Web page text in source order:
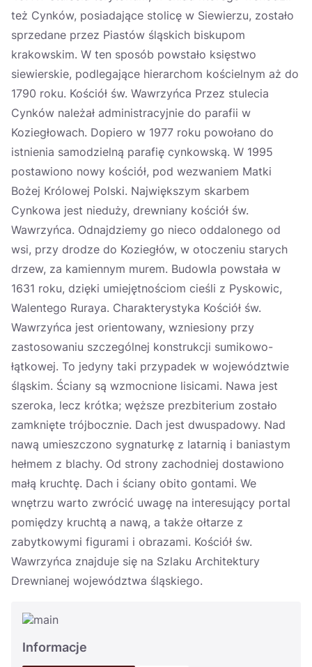
też Cynków, posiadające stolicę w Siewierzu, zostało
sprzedane przez Piastów śląskich biskupom
krakowskim. W ten sposób powstało księstwo
siewierskie, podlegające hierarchom kościelnym aż do
1790 roku. Kościół św. Wawrzyńca Przez stulecia
Cynków należał administracyjnie do parafii w
Koziegłowach. Dopiero w 1977 roku powołano do
istnienia samodzielną parafię cynkowską. W 1995
postawiono nowy kościół, pod wezwaniem Matki
Bożej Królowej Polski. Największym skarbem
Cynkowa jest nieduży, drewniany kościół św.
Wawrzyńca. Odnajdziemy go nieco oddalonego od
wsi, przy drodze do Koziegłów, w otoczeniu starych
drzew, za kamiennym murem. Budowla powstała w
1631 roku, dzięki umiejętnościom cieśli z Pyskowic,
Walentego Ruraya. Charakterystyka Kościół św.
Wawrzyńca jest orientowany, wzniesiony przy
zastosowaniu szczególnej konstrukcji sumikowo-
łątkowej. To jedyny taki przypadek w województwie
śląskim. Ściany są wzmocnione lisicami. Nawa jest
szeroka, lecz krótka; węższe prezbiterium zostało
zamknięte trójbocznie. Dach jest dwuspadowy. Nad
nawą umieszczono sygnaturkę z latarnią i baniastym
hełmem z blachy. Od strony zachodniej dostawiono
małą kruchtę. Dach i ściany obito gontami. We
wnętrzu warto zwrócić uwagę na interesujący portal
pomiędzy kruchtą a nawą, a także ołtarze z
zabytkowymi figurami i obrazami. Kościół św.
Wawrzyńca znajduje się na Szlaku Architektury
Drewnianej województwa śląskiego.
Informacje